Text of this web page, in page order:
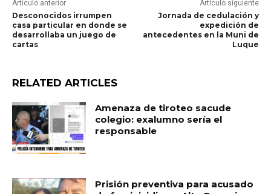
Artículo anterior
Desconocidos irrumpen
casa particular en donde se
desarrollaba un juego de
cartas
Artículo siguiente
Jornada de cedulación y
expedición de
antecedentes en la Muni de
Luque
RELATED ARTICLES
Amenaza de tiroteo sacude
colegio: exalumno sería el
responsable
Prisión preventiva para acusado